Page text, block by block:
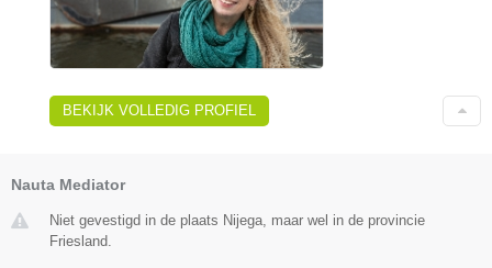
BEKIJK VOLLEDIG PROFIEL
Nauta Mediator
Niet gevestigd in de plaats Nijega, maar wel in de provincie
Friesland.